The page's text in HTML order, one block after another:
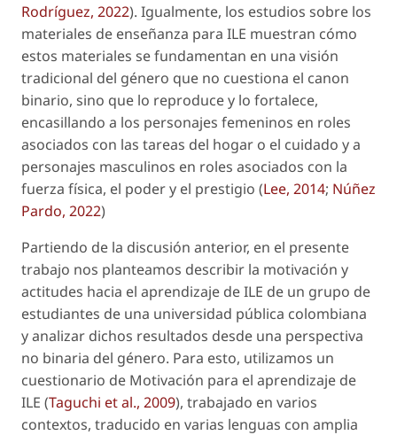
Rodríguez, 2022). Igualmente, los estudios sobre los
materiales de enseñanza para ILE muestran cómo
estos materiales se fundamentan en una visión
tradicional del género que no cuestiona el canon
binario, sino que lo reproduce y lo fortalece,
encasillando a los personajes femeninos en roles
asociados con las tareas del hogar o el cuidado y a
personajes masculinos en roles asociados con la
fuerza física, el poder y el prestigio (Lee, 2014; Núñez
Pardo, 2022)
Partiendo de la discusión anterior, en el presente
trabajo nos planteamos describir la motivación y
actitudes hacia el aprendizaje de ILE de un grupo de
estudiantes de una universidad pública colombiana
y analizar dichos resultados desde una perspectiva
no binaria del género. Para esto, utilizamos un
cuestionario de Motivación para el aprendizaje de
ILE (Taguchi et al., 2009), trabajado en varios
contextos, traducido en varias lenguas con amplia